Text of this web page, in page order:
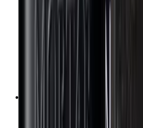
Ajouter au panier
Poudre de Sumac BIO 50g